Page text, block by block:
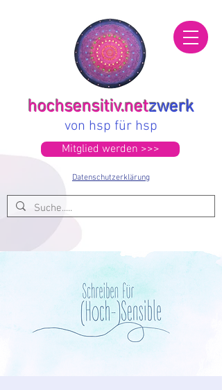
hochsensitiv.netzwerk
von hsp für hsp
Datenschutzerklärung
Mitglied werden >>>